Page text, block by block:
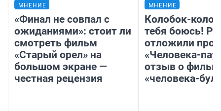
МНЕНИЕ
«Финал не совпал с
ожиданиями»: стоит ли
смотреть фильм
«Старый орел» на
большом экране —
честная рецензия
МНЕНИЕ
Колобок-
тебя боюсь!
отложили
«Человека-
отзыв о
«человека-